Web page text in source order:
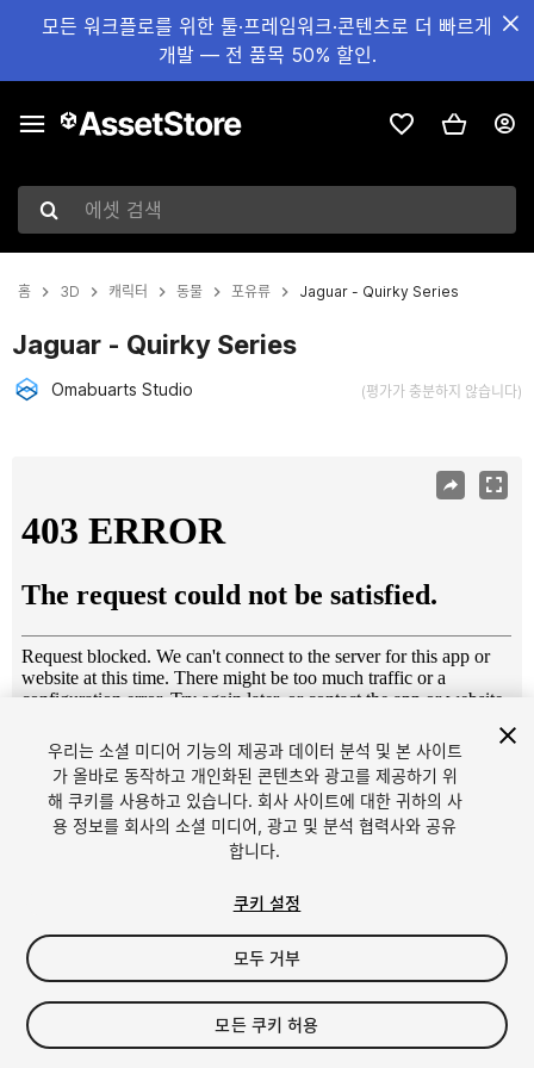
모든 워크플로를 위한 툴·프레임워크·콘텐츠로 더 빠르게
개발 — 전 품목 50% 할인.
에셋 검색
홈 3D 캐릭터 동물 포유류 Jaguar - Quirky Series
Jaguar - Quirky Series
Omabuarts Studio (평가가 충분하지 않습니다)
1/5
$6
세금/부가세는 결제 시 반영됩니다.
우리는 소셜 미디어 기능의 제공과 데이터 분석 및 본 사이트
가 올바로 동작하고 개인화된 콘텐츠와 광고를 제공하기 위
해 쿠키를 사용하고 있습니다. 회사 사이트에 대한 귀하의 사
용 정보를 회사의 소셜 미디어, 광고 및 분석 협력사와 공유
합니다.
쿠키 설정
모두 거부
모든 쿠키 허용